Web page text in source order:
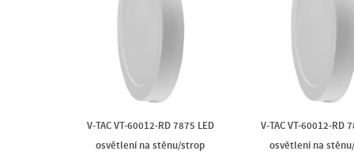
V-TAC VT-60012-RD 7875 LED
osvětlení na stěnu/strop
V-TAC VT-60012-RD
osvětlení na